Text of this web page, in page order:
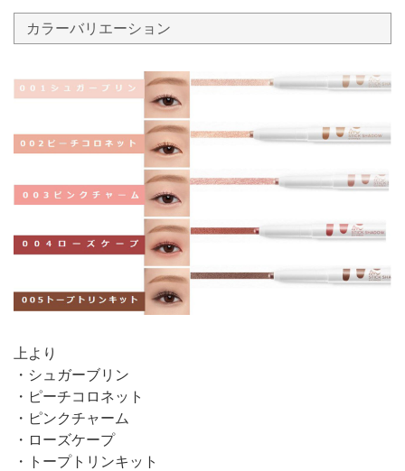
カラーバリエーション
上より
・シュガーブリン
・ピーチコロネット
・ピンクチャーム
・ローズケープ
・トープトリンキット